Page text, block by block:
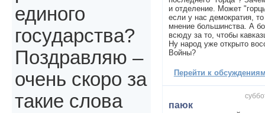
и отделение. Может
если у нас демократия,
мнение большинства. А
всюду за то, чтобы
Ну народ уже открыто
Войны?
Перейти к
паюк
единого
государства?
Поздравляю –
очень скоро за
такие слова